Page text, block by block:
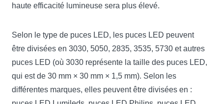
haute efficacité lumineuse sera plus élevé.
Selon le type de puces LED, les puces LED peuvent
être divisées en 3030, 5050, 2835, 3535, 5730 et autres
puces LED (où 3030 représente la taille des puces LED,
qui est de 30 mm × 30 mm × 1,5 mm). Selon les
différentes marques, elles peuvent être divisées en :